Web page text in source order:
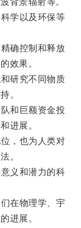
学以及环保等
确控制和释放
效果。
研究不同物质
。
和巨额资金投
进展。
，也为人类对
。
义和潜力的科
在物理学、宇
进展。